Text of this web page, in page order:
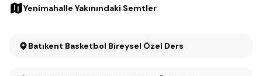
Yenimahalle Yakınındaki Semtler
Batıkent Basketbol Bireysel Özel Ders